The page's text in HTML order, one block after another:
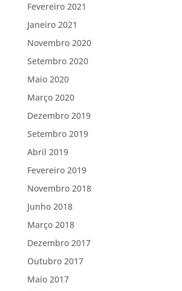
Fevereiro 2021
Janeiro 2021
Novembro 2020
Setembro 2020
Maio 2020
Março 2020
Dezembro 2019
Setembro 2019
Abril 2019
Fevereiro 2019
Novembro 2018
Junho 2018
Março 2018
Dezembro 2017
Outubro 2017
Maio 2017